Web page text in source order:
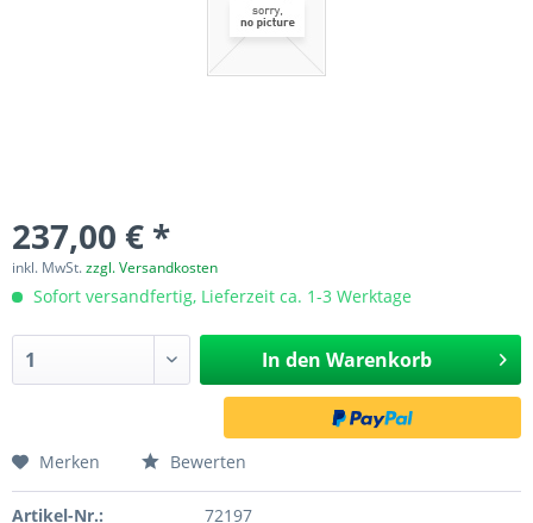
237,00 € *
inkl. MwSt.zzgl. Versandkosten
Sofort versandfertig, Lieferzeit ca. 1-3 Werktage
In den Warenkorb
Merken Bewerten
Artikel-Nr.: 72197